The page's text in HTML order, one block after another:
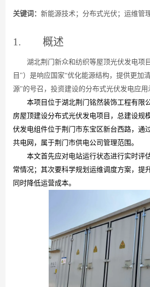
关键词：新能源技术 ； 分布式光伏；运维管
1. 概述
湖北荆门新众和纺织等屋顶光伏发电项
目 "）是响应国 家“优化能源结构，提供更加
源"的号召，投资建设的分布式光伏发电应用
本项目位于湖北荆门铭然装饰工程有限
房屋顶建设分布式光伏发电项目，总建设规
伏发电组件位于荆门市东宝区新台西路，通
共电网，属于荆门市供电公司管理范围。
本文首先应对电站运行状态进行实时评
常情况；其次要科学规划运维调度方案，提
同时降低运营成本。